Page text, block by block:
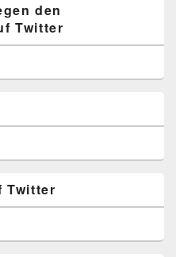
den
Twitter
Twitter